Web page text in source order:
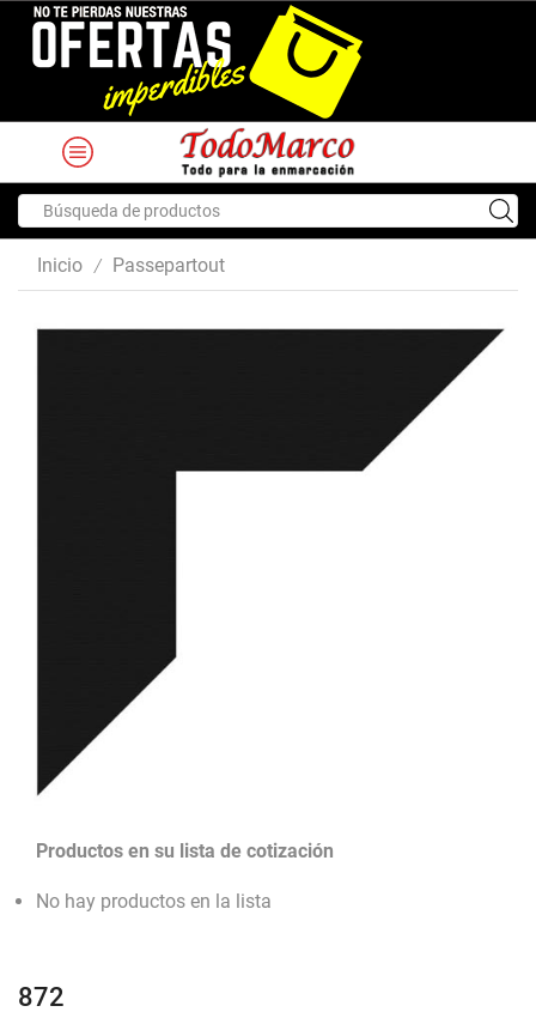
input
Inicio / Passepartout
Productos en su lista de cotización
No hay productos en la lista
872